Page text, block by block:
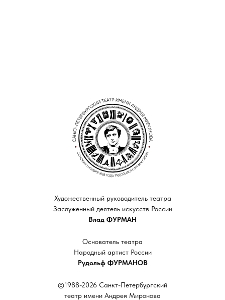
Художественный руководитель театра
Заслуженный деятель искусств России
Влад ФУРМАН
©1988-2026 Санкт-Петербургский
театр имени Андрея Миронова
Основатель театра
Народный артист России
Рудольф ФУРМАНОВ